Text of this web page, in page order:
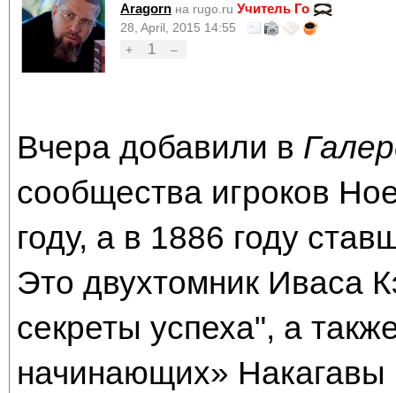
Aragorn на rugo.ru Учитель Го
28, April, 2015 14:55
+
1 –
Вчера добавили в
сообщества игроков
году, а в 1886 году
Это двухтомник Иваса
секреты успеха", а
начинающих» Накагавы